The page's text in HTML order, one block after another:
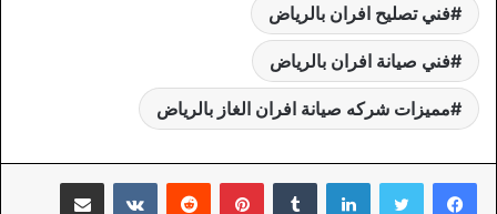
فني تصليح افران بالرياض
فني صيانة افران بالرياض
مميزات شركه صيانة افران الغاز بالرياض
لينكدإن بينتيريست